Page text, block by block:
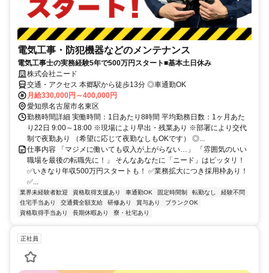
電気工事・防犯機器などのメンテナンス
電気工事士の実務経験5年で500万円スタート■基本土日休み
株式会社ニード
交通・アクセス 本郷駅から徒歩13分 ◎車通勤OK
月給330,000円～400,000円
愛知県名古屋市名東区
勤務時間詳細 実働時間：1日あたり8時間 平均勤務日数：1ヶ月あた
り22日 9:00～18:00 ※現場により早出・残業あり ※部署により交代
制で夜勤あり （希望に応じて夜勤なしもOKです） ◎...
仕事内容 「マジメに働いても収入が上がらない…」 「雰囲気のいい
職場を最後の転職先に！」 そんなあなたに「ニード」はピッタリ！
✅いきなり年収500万円スタートも！ ✅業務拡大につき採用枠あり！
✅...
業界未経験者歓迎 資格取得支援あり 車通勤OK 固定時間制 転勤なし
経験不問
住宅手当あり
交通費全額支給 研修あり 賞与あり
ブランクOK
資格取得手当あり
長期休暇あり 寮・社宅あり
正社員